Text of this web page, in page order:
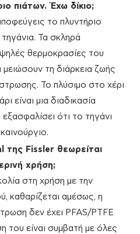
πιάτων. Έχω δίκιο;
το πλυντήριο
Τα σκληρά
θερμοκρασίες του
τη διάρκεια ζωής
Το πλύσιμο στο χέρι
είναι μια διαδικασία
ότι το τηγάνι
της Fissler θεωρείται
χρήση;
στη χρήση με την
καθαρίζεται αμέσως, η
δεν έχει PFAS/PTFE
του είναι συμβατή με όλες